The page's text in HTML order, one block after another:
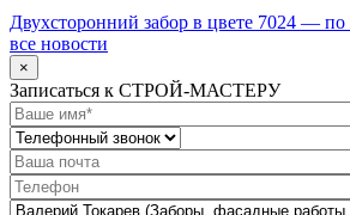
Двухсторонний забор в цвете 7024 — по
все новости
×
Записаться к СТРОЙ-МАСТЕРУ